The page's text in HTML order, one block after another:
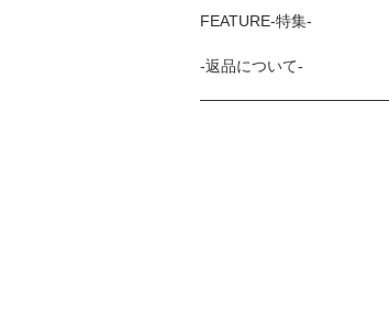
FEATURE-特集-
-返品について-